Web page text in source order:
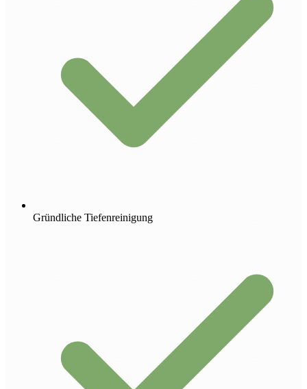
Gründliche Tiefenreinigung